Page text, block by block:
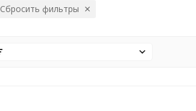
Сбросить фильтры